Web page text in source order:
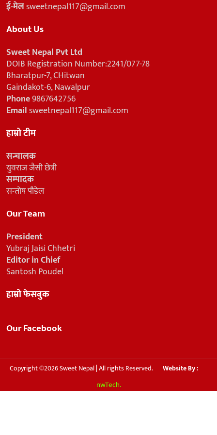
ई-मेलsweetnepal117@gmail.com
About Us
Sweet Nepal Pvt Ltd
DOIB Registration Number:2241/077-78
Bharatpur-7, CHitwan
Gaindakot-6, Nawalpur
Phone9867642756
Emailsweetnepal117@gmail.com
हाम्रो टीम
सन्चालक
युवराज जैसी छेत्री
सम्पादक
सन्तोष पौडेल
Our Team
President
Yubraj Jaisi Chhetri
Editor in Chief
Santosh Poudel
हाम्रो फेसबुक
Our Facebook
Copyright ©2026 Sweet Nepal | All rights Reserved. Website By :
nwTech.